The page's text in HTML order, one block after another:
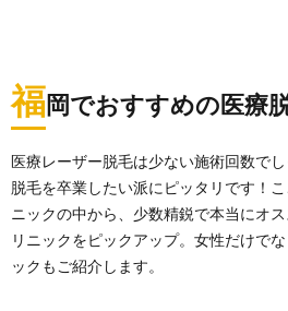
福岡でおすすめの医療
医療レーザー脱毛は少ない施術回数で
脱毛を卒業したい派にピッタリです！
ニックの中から、少数精鋭で本当にオ
リニックをピックアップ。女性だけで
ックもご紹介します。